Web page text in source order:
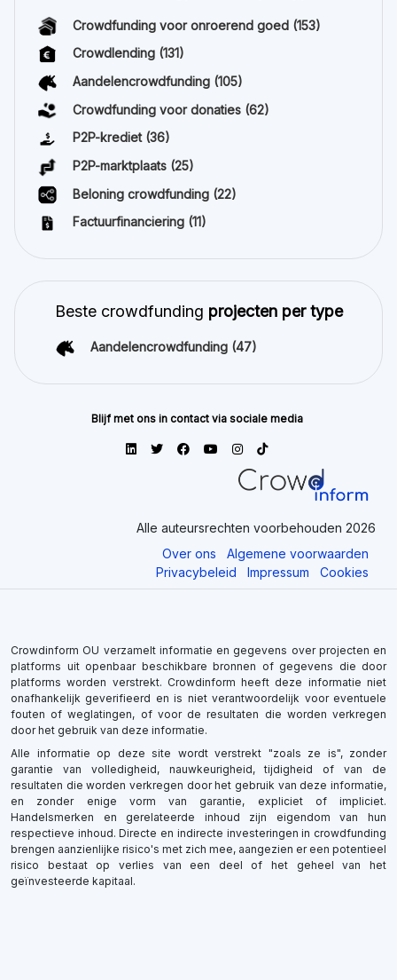
Crowdfunding voor onroerend goed (153)
Crowdlending (131)
Aandelencrowdfunding (105)
Crowdfunding voor donaties (62)
P2P-krediet (36)
P2P-marktplaats (25)
Beloning crowdfunding (22)
Factuurfinanciering (11)
Beste crowdfunding projecten per type
Aandelencrowdfunding (47)
Blijf met ons in contact via sociale media
Alle auteursrechten voorbehouden 2026
Over ons
Algemene voorwaarden
Privacybeleid
Impressum Cookies
Crowdinform OU verzamelt informatie en gegevens over projecten en
platforms uit openbaar beschikbare bronnen of gegevens die door
platforms worden verstrekt. Crowdinform heeft deze informatie niet
onafhankelijk geverifieerd en is niet verantwoordelijk voor eventuele
fouten of weglatingen, of voor de resultaten die worden verkregen
door het gebruik van deze informatie.
Alle informatie op deze site wordt verstrekt "zoals ze is", zonder
garantie van volledigheid, nauwkeurigheid, tijdigheid of van de
resultaten die worden verkregen door het gebruik van deze informatie,
en zonder enige vorm van garantie, expliciet of impliciet.
Handelsmerken en gerelateerde inhoud zijn eigendom van hun
respectieve inhoud. Directe en indirecte investeringen in crowdfunding
brengen aanzienlijke risico's met zich mee, aangezien er een potentieel
risico bestaat op verlies van een deel of het geheel van het
geïnvesteerde kapitaal.